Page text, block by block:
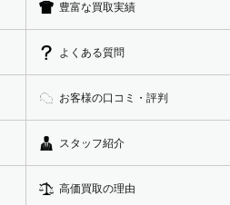
豊富な買取実績
よくある質問
お客様の口コミ・評判
スタッフ紹介
高価買取の理由